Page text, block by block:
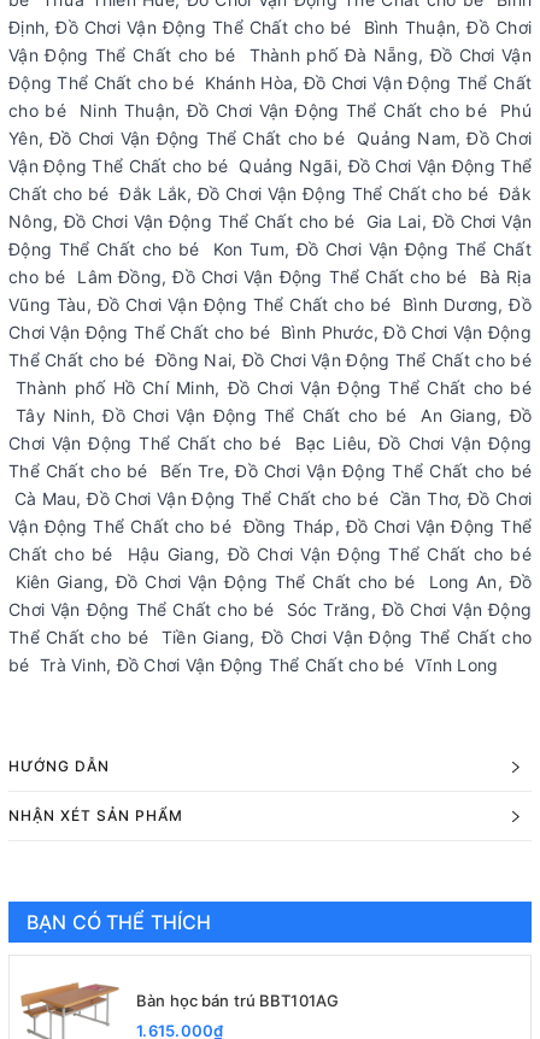
Định, Đồ Chơi Vận Động Thể Chất cho bé Bình Thuận, Đồ Chơi
Vận Động Thể Chất cho bé Thành phố Đà Nẵng, Đồ Chơi Vận
Động Thể Chất cho bé Khánh Hòa, Đồ Chơi Vận Động Thể Chất
cho bé Ninh Thuận, Đồ Chơi Vận Động Thể Chất cho bé Phú
Yên, Đồ Chơi Vận Động Thể Chất cho bé Quảng Nam, Đồ Chơi
Vận Động Thể Chất cho bé Quảng Ngãi, Đồ Chơi Vận Động Thể
Chất cho bé Đắk Lắk, Đồ Chơi Vận Động Thể Chất cho bé Đắk
Nông, Đồ Chơi Vận Động Thể Chất cho bé Gia Lai, Đồ Chơi Vận
Động Thể Chất cho bé Kon Tum, Đồ Chơi Vận Động Thể Chất
cho bé Lâm Đồng, Đồ Chơi Vận Động Thể Chất cho bé Bà Rịa
Vũng Tàu, Đồ Chơi Vận Động Thể Chất cho bé Bình Dương, Đồ
Chơi Vận Động Thể Chất cho bé Bình Phước, Đồ Chơi Vận Động
Thể Chất cho bé Đồng Nai, Đồ Chơi Vận Động Thể Chất cho bé
Thành phố Hồ Chí Minh, Đồ Chơi Vận Động Thể Chất cho bé
Tây Ninh, Đồ Chơi Vận Động Thể Chất cho bé An Giang, Đồ
Chơi Vận Động Thể Chất cho bé Bạc Liêu, Đồ Chơi Vận Động
Thể Chất cho bé Bến Tre, Đồ Chơi Vận Động Thể Chất cho bé
Cà Mau, Đồ Chơi Vận Động Thể Chất cho bé Cần Thơ, Đồ Chơi
Vận Động Thể Chất cho bé Đồng Tháp, Đồ Chơi Vận Động Thể
Chất cho bé Hậu Giang, Đồ Chơi Vận Động Thể Chất cho bé
Kiên Giang, Đồ Chơi Vận Động Thể Chất cho bé Long An, Đồ
Chơi Vận Động Thể Chất cho bé Sóc Trăng, Đồ Chơi Vận Động
Thể Chất cho bé Tiền Giang, Đồ Chơi Vận Động Thể Chất cho
bé Trà Vinh, Đồ Chơi Vận Động Thể Chất cho bé Vĩnh Long
HƯỚNG DẪN
NHẬN XÉT SẢN PHẨM
BẠN CÓ THỂ THÍCH
Bàn học bán trú BBT101AG
1.615.000₫